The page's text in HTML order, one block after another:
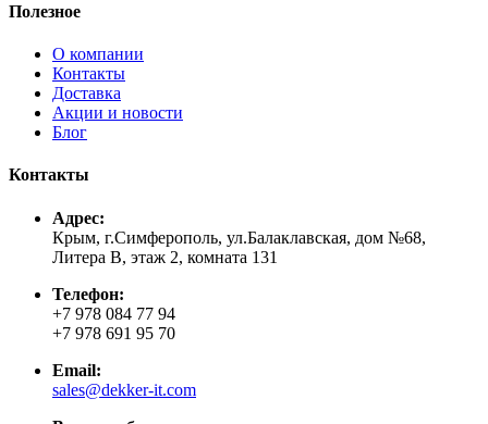
Полезное
О компании
Контакты
Доставка
Акции и новости
Блог
Контакты
Адрес:
Крым, г.Симферополь, ул.Балаклавская, дом №68,
Литера В, этаж 2, комната 131
Телефон:
+7 978 084 77 94
+7 978 691 95 70
Email:
sales@dekker-it.com